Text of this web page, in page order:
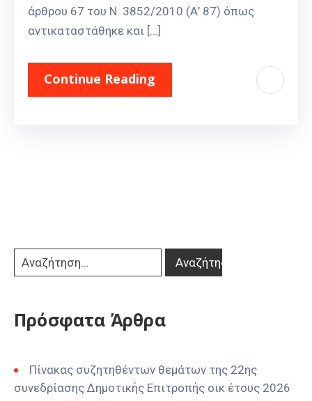
άρθρου 67 του Ν. 3852/2010 (Α’ 87) όπως
αντικαταστάθηκε και […]
Continue Reading
Πρόσφατα Άρθρα
Πίνακας συζητηθέντων θεμάτων της 22ης
συνεδρίασης Δημοτικής Επιτροπής οικ έτους 2026